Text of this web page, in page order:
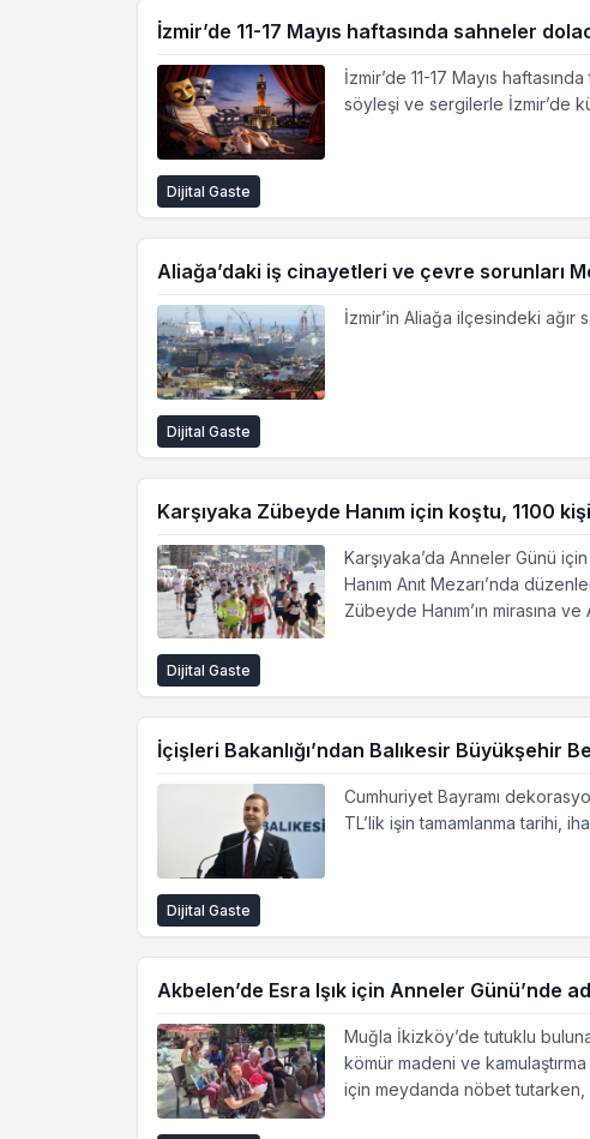
İzmir’de 11-17 Mayıs haftasında sahneler
İzmir’de 11-17 Mayıs
söyleşi ve sergilerle İzmir’de
Dijital Gaste
Aliağa’daki iş cinayetleri ve çevre sorunları
İzmir’in Aliağa ilçesindeki ağır
Dijital Gaste
Karşıyaka Zübeyde Hanım için koştu, 1100
Karşıyaka’da Anneler Günü
Hanım Anıt Mezarı’nda
Zübeyde Hanım’ın mirasına
Dijital Gaste
İçişleri Bakanlığı’ndan Balıkesir Büyükşehir
Cumhuriyet Bayramı
TL’lik işin tamamlanma tarihi,
Dijital Gaste
Akbelen’de Esra Işık için Anneler Günü’nde
Muğla İkizköy’de tutuklu
kömür madeni ve
için meydanda nöbet tutarken,